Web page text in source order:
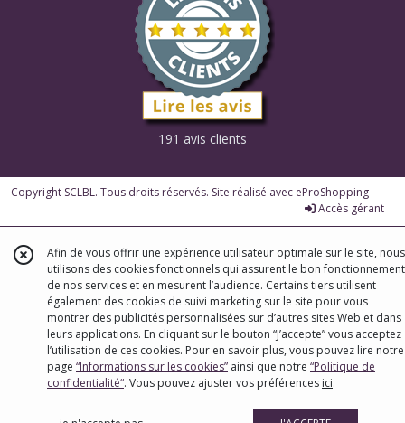
191 avis clients
Copyright SCLBL. Tous droits réservés. Site réalisé avec eProShopping
Accès gérant
Afin de vous offrir une expérience utilisateur optimale sur le site, nous
utilisons des cookies fonctionnels qui assurent le bon fonctionnement
de nos services et en mesurent l’audience. Certains tiers utilisent
également des cookies de suivi marketing sur le site pour vous
montrer des publicités personnalisées sur d’autres sites Web et dans
leurs applications. En cliquant sur le bouton “J’accepte” vous acceptez
l’utilisation de ces cookies. Pour en savoir plus, vous pouvez lire notre
page “Informations sur les cookies” ainsi que notre “Politique de
confidentialité“. Vous pouvez ajuster vos préférences ici.